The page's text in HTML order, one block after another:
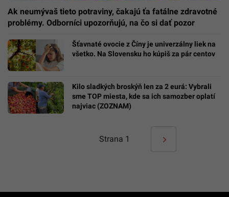
Ak neumývaš tieto potraviny, čakajú ťa fatálne zdravotné
problémy. Odborníci upozorňujú, na čo si dať pozor
Šťavnaté ovocie z Číny je univerzálny liek na
všetko. Na Slovensku ho kúpiš za pár centov
Kilo sladkých broskýň len za 2 eurá: Vybrali
sme TOP miesta, kde sa ich samozber oplatí
najviac (ZOZNAM)
Strana 1